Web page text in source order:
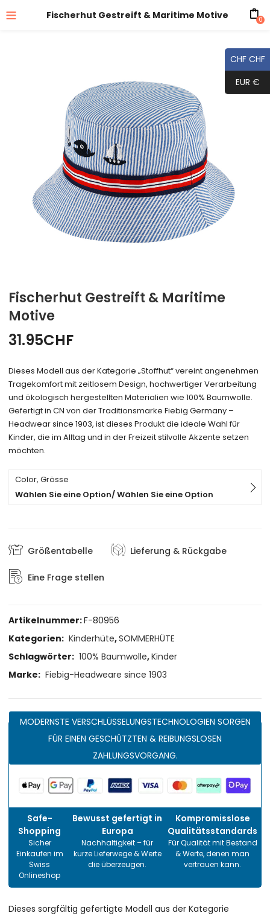
Fischerhut Gestreift & Maritime Motive 0
Fischerhut Gestreift & Maritime
Motive
31.95CHF
Dieses Modell aus der Kategorie „Stoffhut“ vereint angenehmen
Tragekomfort mit zeitlosem Design, hochwertiger Verarbeitung
und ökologisch hergestellten Materialien wie 100% Baumwolle.
Gefertigt in CN von der Traditionsmarke Fiebig Germany –
Headwear since 1903, ist dieses Produkt die ideale Wahl für
Kinder, die im Alltag und in der Freizeit stilvolle Akzente setzen
möchten.
Color, Grösse
Wählen Sie eine Option/ Wählen Sie eine Option
Größentabelle Lieferung & Rückgabe
Eine Frage stellen
Artikelnummer:F-80956
Kategorien: Kinderhüte,SOMMERHÜTE
Schlagwörter: 100% Baumwolle,Kinder
Marke: Fiebig-Headweare since 1903
MODERNSTE VERSCHLÜSSELUNGSTECHNOLOGIEN SORGEN
FÜR EINEN GESCHÜTZTEN & REIBUNGSLOSEN
ZAHLUNGSVORGANG.
Safe-
Shopping
Sicher
Einkaufen im
Swiss
Onlineshop
Bewusst gefertigt in
Europa
Nachhaltigkeit – für
kurze Lieferwege & Werte
die überzeugen.
Kompromisslose
Qualitätsstandards
Für Qualität mit Bestand
& Werte, denen man
vertrauen kann.
Dieses sorgfältig gefertigte Modell aus der Kategorie
CHF CHF
EUR €